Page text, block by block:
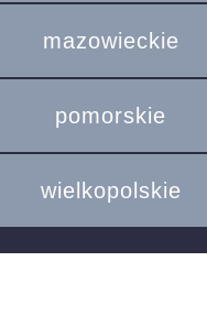
mazowieckie
pomorskie
wielkopolskie